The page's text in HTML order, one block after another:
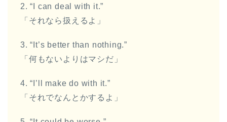
2. “I can deal with it.”
「それなら扱えるよ」
3. “It’s better than nothing.”
「何もないよりはマシだ」
4. “I’ll make do with it.”
「それでなんとかするよ」